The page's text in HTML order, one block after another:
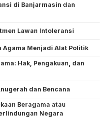
di Banjarmasin dan
Lawan Intoleransi
Agama Menjadi Alat Politik
Hak, Pengakuan, dan
dan Bencana
Beragama atau
Negara